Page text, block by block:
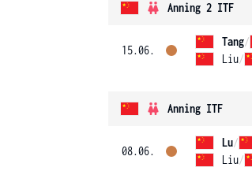
Anning 2 ITF
15.06.
Tang/
Liu/
Anning ITF
08.06.
Lu/
Liu/